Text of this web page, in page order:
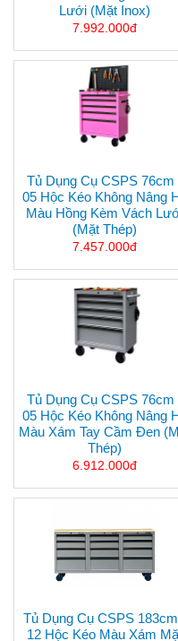
Lưới (mặt Inox)
7.992.000đ
Tủ Dụng Cụ CSPS 76cm
05 Hộc Kéo Không Nâng
Màu Hồng Kèm Vách
(mặt Thép)
7.457.000đ
Tủ Dụng Cụ CSPS 76cm
05 Hộc Kéo Không Nâng
Màu Xám Tay Cầm Đen
Thép)
6.912.000đ
Tủ Dụng Cụ CSPS
12 Hộc Kéo Màu Xám